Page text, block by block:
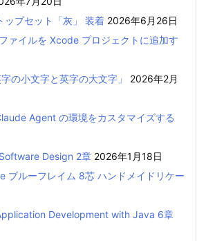
ップセット「灰」 装着 2026年6月26日
ァイルを Xcode プロジェクトに追加す
の小文字と英字の大文字」
2026年2月
Agent の環境をカスタマイズする
Design 2章 2026年1月18日
ブルーフレイム 8芯 ハンドメイドリケー
Development with Java 6章